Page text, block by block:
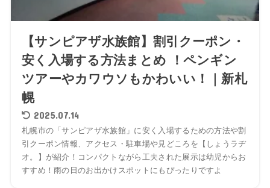
【サンピアザ水族館】割引クーポン・
安く入場する方法まとめ ！ペンギン
ツアーやカワウソもかわいい！｜新札
幌
2025.07.14
札幌市の「サンピアザ水族館」に安く入場するための方法や割
引クーポン情報、アクセス・駐車場や見どころを【しょうラヂ
オ。】が紹介！コンパクトながら工夫された展示は幼児からお
すすめ！雨の日のお出かけスポットにもぴったりですよ